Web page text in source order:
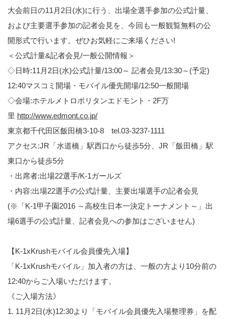
大会前日の11月2日(水)に行う、出場全選手参加の公式計量、
および主要選手参加の記者会見を、今回も一般観覧無料の公
開形式で行います。ぜひお気軽にご来場ください!
＜公式計量&記者会見/一般公開情報＞
◇日時:11月2日(水)公式計量/13:00～ 記者会見/13:30～(予定)
12:40マスコミ開場・モバイル優先開場/12:50一般開場
◇会場:ホテルメトロポリタンエドモント・2F万
里 http://www.edmont.co.jp/
東京都千代田区飯田橋3-10-8 tel.03-3237-1111
アクセス:JR「水道橋」駅西口から徒歩5分、JR「飯田橋」駅
東口から徒歩5分
・出席者:出場22選手/K-1ガールズ
・内容:出場22選手の公式計量、主要出場選手の記者会見
(※「K-1甲子園2016 ～高校生日本一決定トーナメント～」出
場6選手の公式計量、記者会見への参加はございません)
【K-1xKrushモバイル会員優先入場】
「K-1xKrushモバイル」加入者の方は、一般の方より10分前の
12:40からご入場いただけます。
《ご入場方法》
1. 11月2日(水)12:30より「モバイル会員優先入場整理券」を配